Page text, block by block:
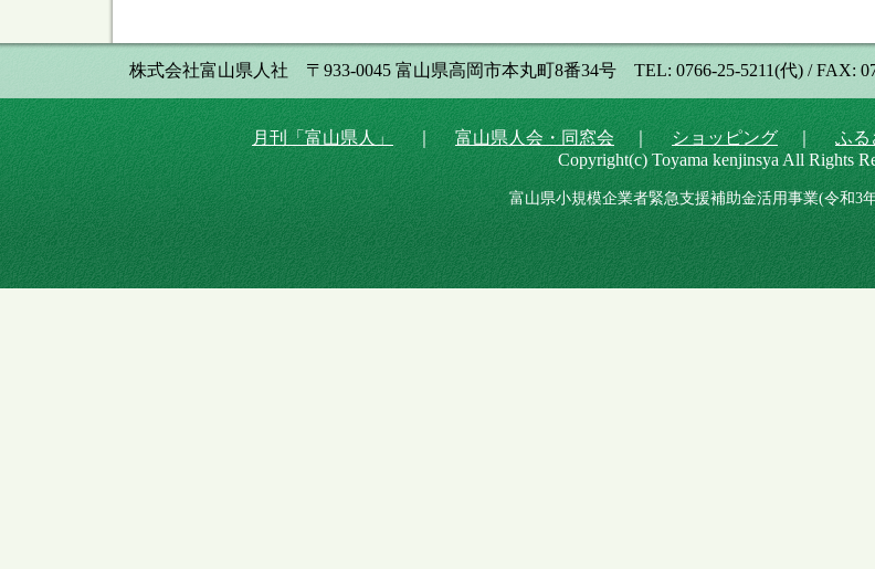
株式会社富山県人社 〒933-0045 富山県高岡市本丸町8番34号 TEL: 0766-25-5211(代) / FAX:
月刊「富山県人」｜富山県人会・同窓会｜ショッピング｜ふる
Copyright(c) Toyama kenjinsya All Rights
富山県小規模企業者緊急支援補助金活用事業(令和3